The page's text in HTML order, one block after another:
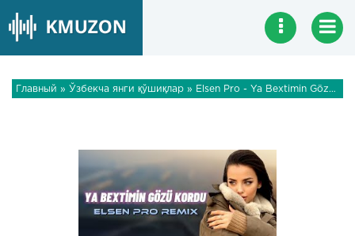
Главный » Ўзбекча янги қўшиқлар » Elsen Pro - Ya Bextimin Gözü Kordu (Tiktok Remix)